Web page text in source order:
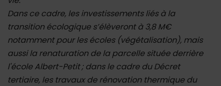
Dans ce cadre, les investissements liés à la
transition écologique s’élèveront à 3,8 M€
notamment pour les écoles (végétalisation), mais
aussi la renaturation de la parcelle située derrière
l'école Albert-Petit ; dans le cadre du Décret
tertiaire, les travaux de rénovation thermique du